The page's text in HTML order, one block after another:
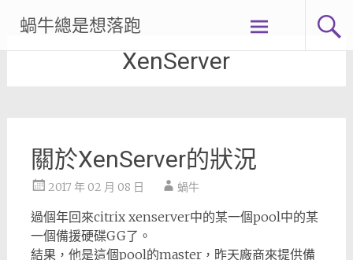
content
蝸牛總是想落跑
XenServer
關於XenServer的狀況
2017 年 02 月 08 日 蝸牛
過個年回來citrix xenserver中的某一個pool中的某
一個備援硬碟GG了。
結果，他是這個pool的master，昨天廠商來提供備